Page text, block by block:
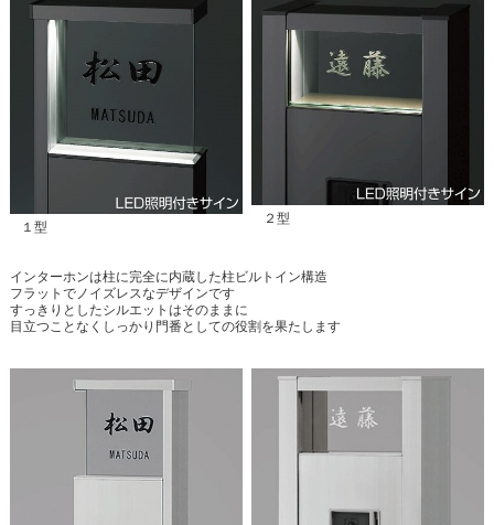
１型
２型
インターホンは柱に完全に内蔵した柱ビルトイン構造
フラットでノイズレスなデザインです
すっきりとしたシルエットはそのままに
目立つことなくしっかり門番としての役割を果たします